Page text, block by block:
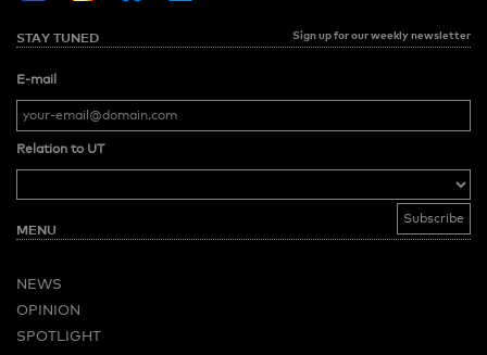
STAY TUNED Sign up for our weekly newsletter
E-mail
Relation to UT
MENU
NEWS
OPINION
SPOTLIGHT